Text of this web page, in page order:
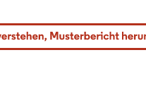
gemäß CC BY 4.0.